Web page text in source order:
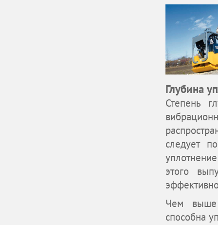
Глубина
Степень
следует
этого
Чем выше
способна